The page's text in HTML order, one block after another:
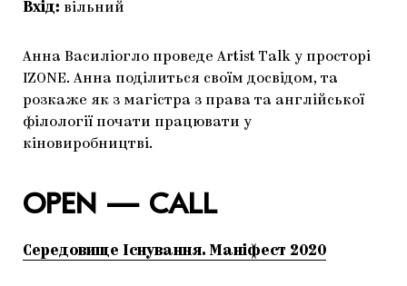
Вхід: вільний
Анна Василіогло проведе Artist Talk у просторі
IZONE. Анна поділиться своїм досвідом, та
розкаже як з магістра з права та англійської
філології почати працювати у
кіновиробництві.
OPEN — CALL
Cередовище Існування. Маніфест 2020